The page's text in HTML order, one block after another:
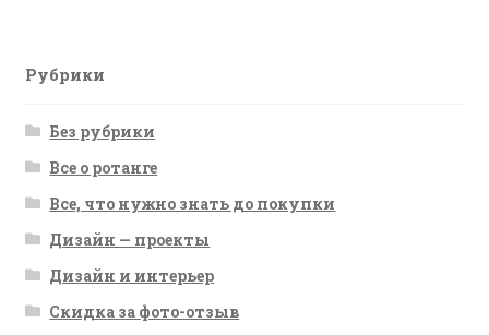
Рубрики
Без рубрики
Все о ротанге
Все, что нужно знать до покупки
Дизайн — проекты
Дизайн и интерьер
Скидка за фото-отзыв